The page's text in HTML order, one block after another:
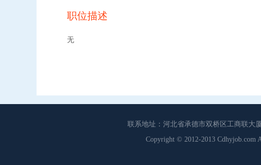
职位描述
无
联系地址：河北省承德市双桥区工商联大
Copyright © 2012-2013 Cdhyjob.com